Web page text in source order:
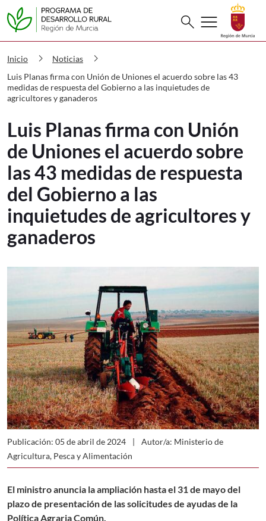
PDR Luis Planas firma con Unión de
Buscar
search menu
Inicio chevron_right Noticias chevron_right
Luis Planas firma con Unión de Uniones el acuerdo sobre las 43
medidas de respuesta del Gobierno a las inquietudes de
agricultores y ganaderos
Luis Planas firma con Unión
de Uniones el acuerdo sobre
las 43 medidas de respuesta
del Gobierno a las
inquietudes de agricultores y
ganaderos
Publicación: 05 de abril de 2024
Autor/a: Ministerio de
Agricultura, Pesca y Alimentación
El ministro anuncia la ampliación hasta el 31 de mayo del
plazo de presentación de las solicitudes de ayudas de la
Política Agraria Común.